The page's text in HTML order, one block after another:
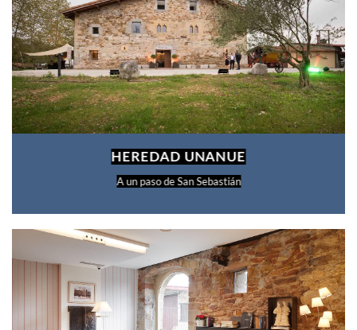
HEREDAD UNANUE
A un paso de San Sebastián